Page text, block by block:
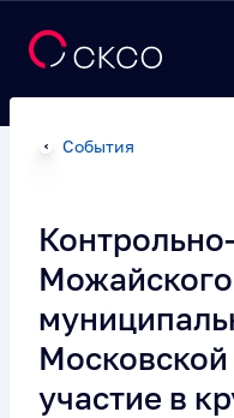
События
Можайского
Московской
участие в